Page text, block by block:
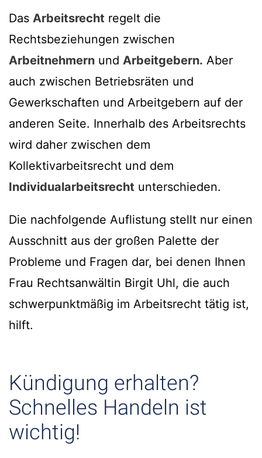
Das Arbeitsrecht regelt die
Rechtsbeziehungen zwischen
Arbeitnehmern und Arbeitgebern. Aber
auch zwischen Betriebsräten und
Gewerkschaften und Arbeitgebern auf der
anderen Seite. Innerhalb des Arbeitsrechts
wird daher zwischen dem
Kollektivarbeitsrecht und dem
Individualarbeitsrecht unterschieden.
Die nachfolgende Auflistung stellt nur einen
Ausschnitt aus der großen Palette der
Probleme und Fragen dar, bei denen Ihnen
Frau Rechtsanwältin Birgit Uhl, die auch
schwerpunktmäßig im Arbeitsrecht tätig ist,
hilft.
Kündigung erhalten?
Schnelles Handeln ist
wichtig!